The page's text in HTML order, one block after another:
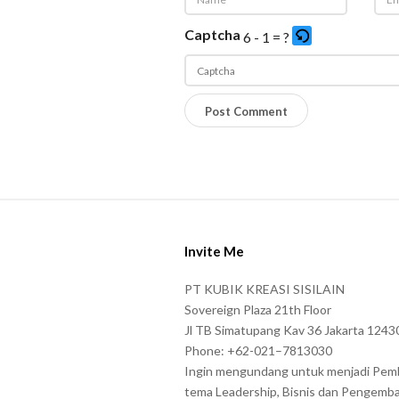
Captcha 6 - 1 = ?
P
e
t
r
t
h
Invite Me
PT KUBIK KREASI SISILAIN
Sovereign Plaza 21th Floor
Jl TB Simatupang Kav 36 Jakarta
Phone: +62-021–7813030
Ingin mengundang untuk menjadi
tema Leadership, Bisnis dan